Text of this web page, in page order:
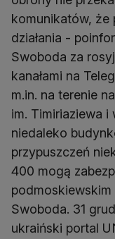
komunikatów, że
działania -
Swoboda za
kanałami na
m.in. na terenie
im. Timiriaziewa
niedaleko
przypuszczeń
400 mogą
podmoskiewskim
Swoboda. 31
ukraiński portal